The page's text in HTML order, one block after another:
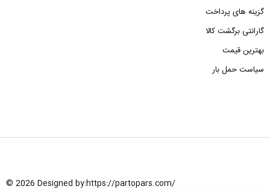
گزینه های پرداخت
گارانتی برگشت کالا
بهترین قیمت
سیاست حمل بار
© 2026 Designed by:https://partopars.com/